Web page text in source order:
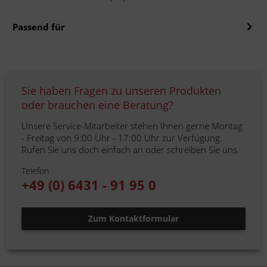
Passend für
Sie haben Fragen zu unseren Produkten
oder brauchen eine Beratung?
Unsere Service-Mitarbeiter stehen Ihnen gerne Montag
- Freitag von 9:00 Uhr - 17:00 Uhr zur Verfügung.
Rufen Sie uns doch einfach an oder schreiben Sie uns.
Telefon
+49 (0) 6431 - 91 95 0
Zum Kontaktformular